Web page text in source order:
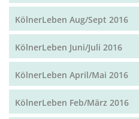
KölnerLeben Aug/Sept 2016
KölnerLeben Juni/Juli 2016
KölnerLeben April/Mai 2016
KölnerLeben Feb/März 2016